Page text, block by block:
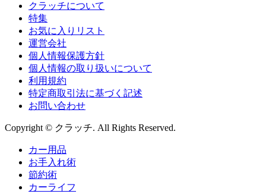
クラッチについて
特集
お気に入りリスト
運営会社
個人情報保護方針
個人情報の取り扱いについて
利用規約
特定商取引法に基づく記述
お問い合わせ
Copyright © クラッチ. All Rights Reserved.
カー用品
お手入れ術
節約術
カーライフ